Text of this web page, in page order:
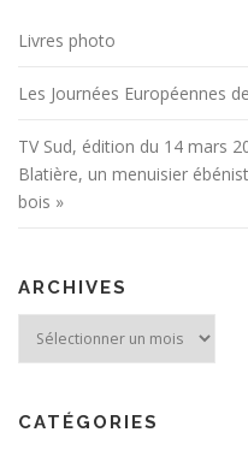
Livres photo
Les Journées Européennes
TV Sud, édition du 14 mars
Blatière, un menuisier
bois »
ARCHIVES
CATÉGORIES